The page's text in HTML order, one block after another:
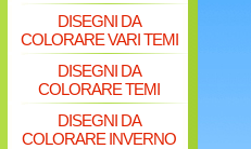
DISEGNI DA
COLORARE VARI TEMI
DISEGNI DA
COLORARE TEMI
DISEGNI DA
COLORARE INVERNO